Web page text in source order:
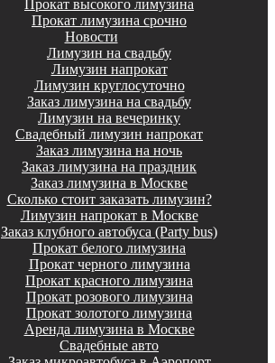
Прокат высокого лимузина
Прокат лимузина срочно
Новости
Лимузин на свадьбу
Лимузин напрокат
Лимузин круглосуточно
Заказ лимузина на свадьбу
Лимузин на вечеринку
Свадебный лимузин напрокат
Заказ лимузина на ночь
Заказ лимузина на праздник
Заказ лимузина в Москве
Сколько стоит заказать лимузин?
Лимузин напрокат в Москве
Заказ клубного автобуса (Party bus)
Прокат белого лимузина
Прокат черного лимузина
Прокат красного лимузина
Прокат розового лимузина
Прокат золотого лимузина
Аренда лимузина в Москве
Свадебные авто